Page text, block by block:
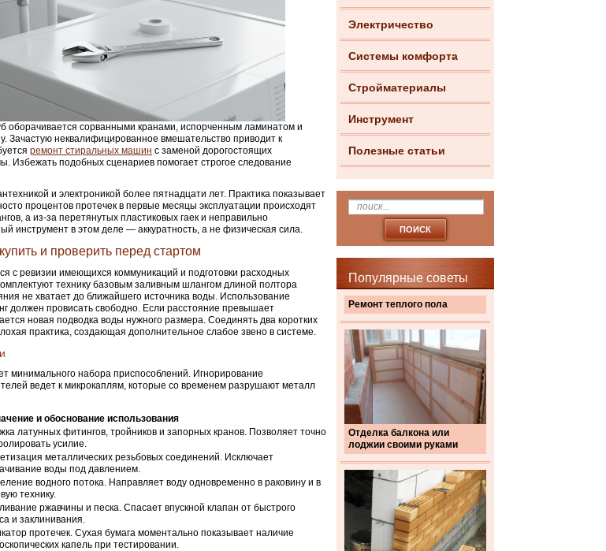
Электричество
Системы комфорта
Стройматериалы
Инструмент
Полезные статьи
Популярные советы
Ремонт теплого пола
Отделка балкона или
лоджии своими руками
оборачивается сорванными кранами, испорченным ламинатом и
Зачастую неквалифицированное вмешательство приводит к
ремонт стиральных машин с заменой дорогостоящих
Избежать подобных сценариев помогает строгое следование
и электроникой более пятнадцати лет. Практика показывает
процентов протечек в первые месяцы эксплуатации происходят
а из-за перетянутых пластиковых гаек и неправильно
инструмент в этом деле — аккуратность, а не физическая сила.
и проверить перед стартом
с ревизии имеющихся коммуникаций и подготовки расходных
технику базовым заливным шлангом длиной полтора
не хватает до ближайшего источника воды. Использование
должен провисать свободно. Если расстояние превышает
новая подводка воды нужного размера. Соединять два коротких
практика, создающая дополнительное слабое звено в системе.
минимального набора приспособлений. Игнорирование
ведет к микрокаплям, которые со временем разрушают металл
и обоснование использования
латунных фитингов, тройников и запорных кранов. Позволяет точно
усилие.
металлических резьбовых соединений. Исключает
воды под давлением.
водного потока. Направляет воду одновременно в раковину и в
технику.
ржавчины и песка. Спасает впускной клапан от быстрого
и заклинивания.
протечек. Сухая бумага моментально показывает наличие
капель при тестировании.